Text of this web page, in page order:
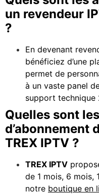
un revendeur
?
En devenant
bénéficiez d’une
permet de
à un vaste panel
support technique
Quelles sont
d’abonnement
TREX IPTV ?
TREX IPTV
de 1 mois, 6 mois,
notre boutique en